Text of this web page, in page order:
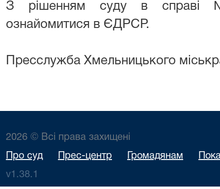
З рішенням суду в справі
ознайомитися в ЄДРСР.
Пресслужба Хмельницького
2026 © Всі права захищені
Про суд Прес-центр Громадянам
v1.38.1